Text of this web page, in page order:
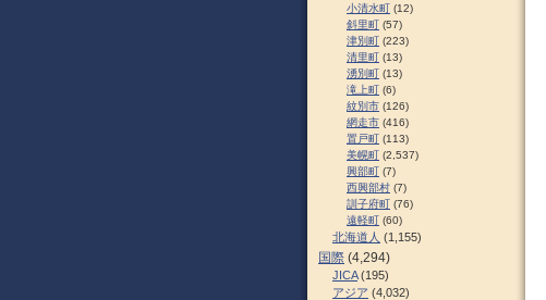
小清水町 (12)
斜里町 (57)
津別町 (223)
清里町 (13)
湧別町 (13)
滝上町 (6)
紋別市 (126)
網走市 (416)
置戸町 (113)
美幌町 (2,537)
興部町 (7)
西興部村 (7)
訓子府町 (76)
遠軽町 (60)
北海道人 (1,155)
国際 (4,294)
JICA(195)
アジア (4,032)